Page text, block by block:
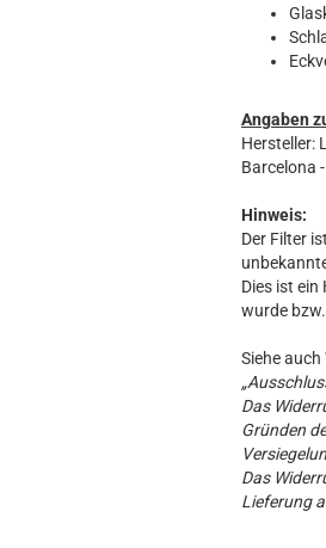
Angaben
Hersteller:
Barcelona
Hinweis:
Der Filter
Dies ist
wurde
Siehe
Das
Gründen
Das
Lieferung